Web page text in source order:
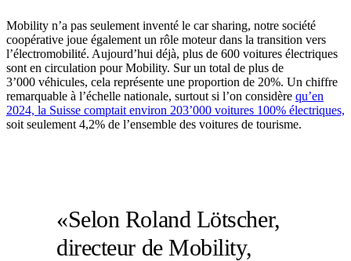
Mobility n’a pas seulement inventé le car sharing, notre société
coopérative joue également un rôle moteur dans la transition vers
l’électromobilité. Aujourd’hui déjà, plus de 600 voitures électriques
sont en circulation pour Mobility. Sur un total de plus de
3’000 véhicules, cela représente une proportion de 20%. Un chiffre
remarquable à l’échelle nationale, surtout si l’on considère qu’en
2024, la Suisse comptait environ 203’000 voitures 100% électriques,
soit seulement 4,2% de l’ensemble des voitures de tourisme.
«Selon Roland Lötscher,
directeur de Mobility,